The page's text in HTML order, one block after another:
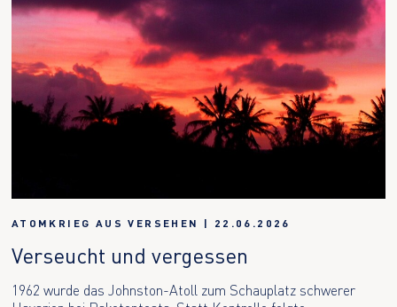
ATOMKRIEG AUS VERSEHEN | 22.06.2026
Verseucht und vergessen
1962 wurde das Johnston-Atoll zum Schauplatz schwerer